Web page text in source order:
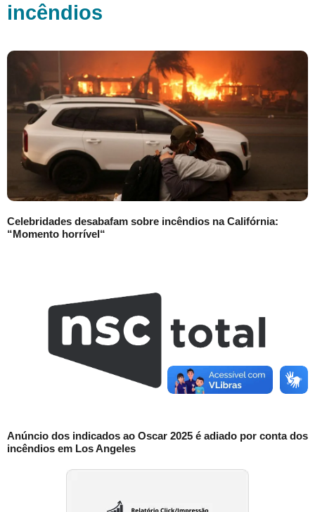
incêndios
Celebridades desabafam sobre incêndios na Califórnia:
“Momento horrível“
Anúncio dos indicados ao Oscar 2025 é adiado por conta dos
incêndios em Los Angeles